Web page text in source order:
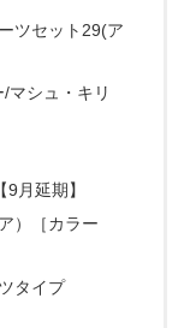
ツセット29(ア
マシュ・キリ
月延期】
）［カラー
タイプ